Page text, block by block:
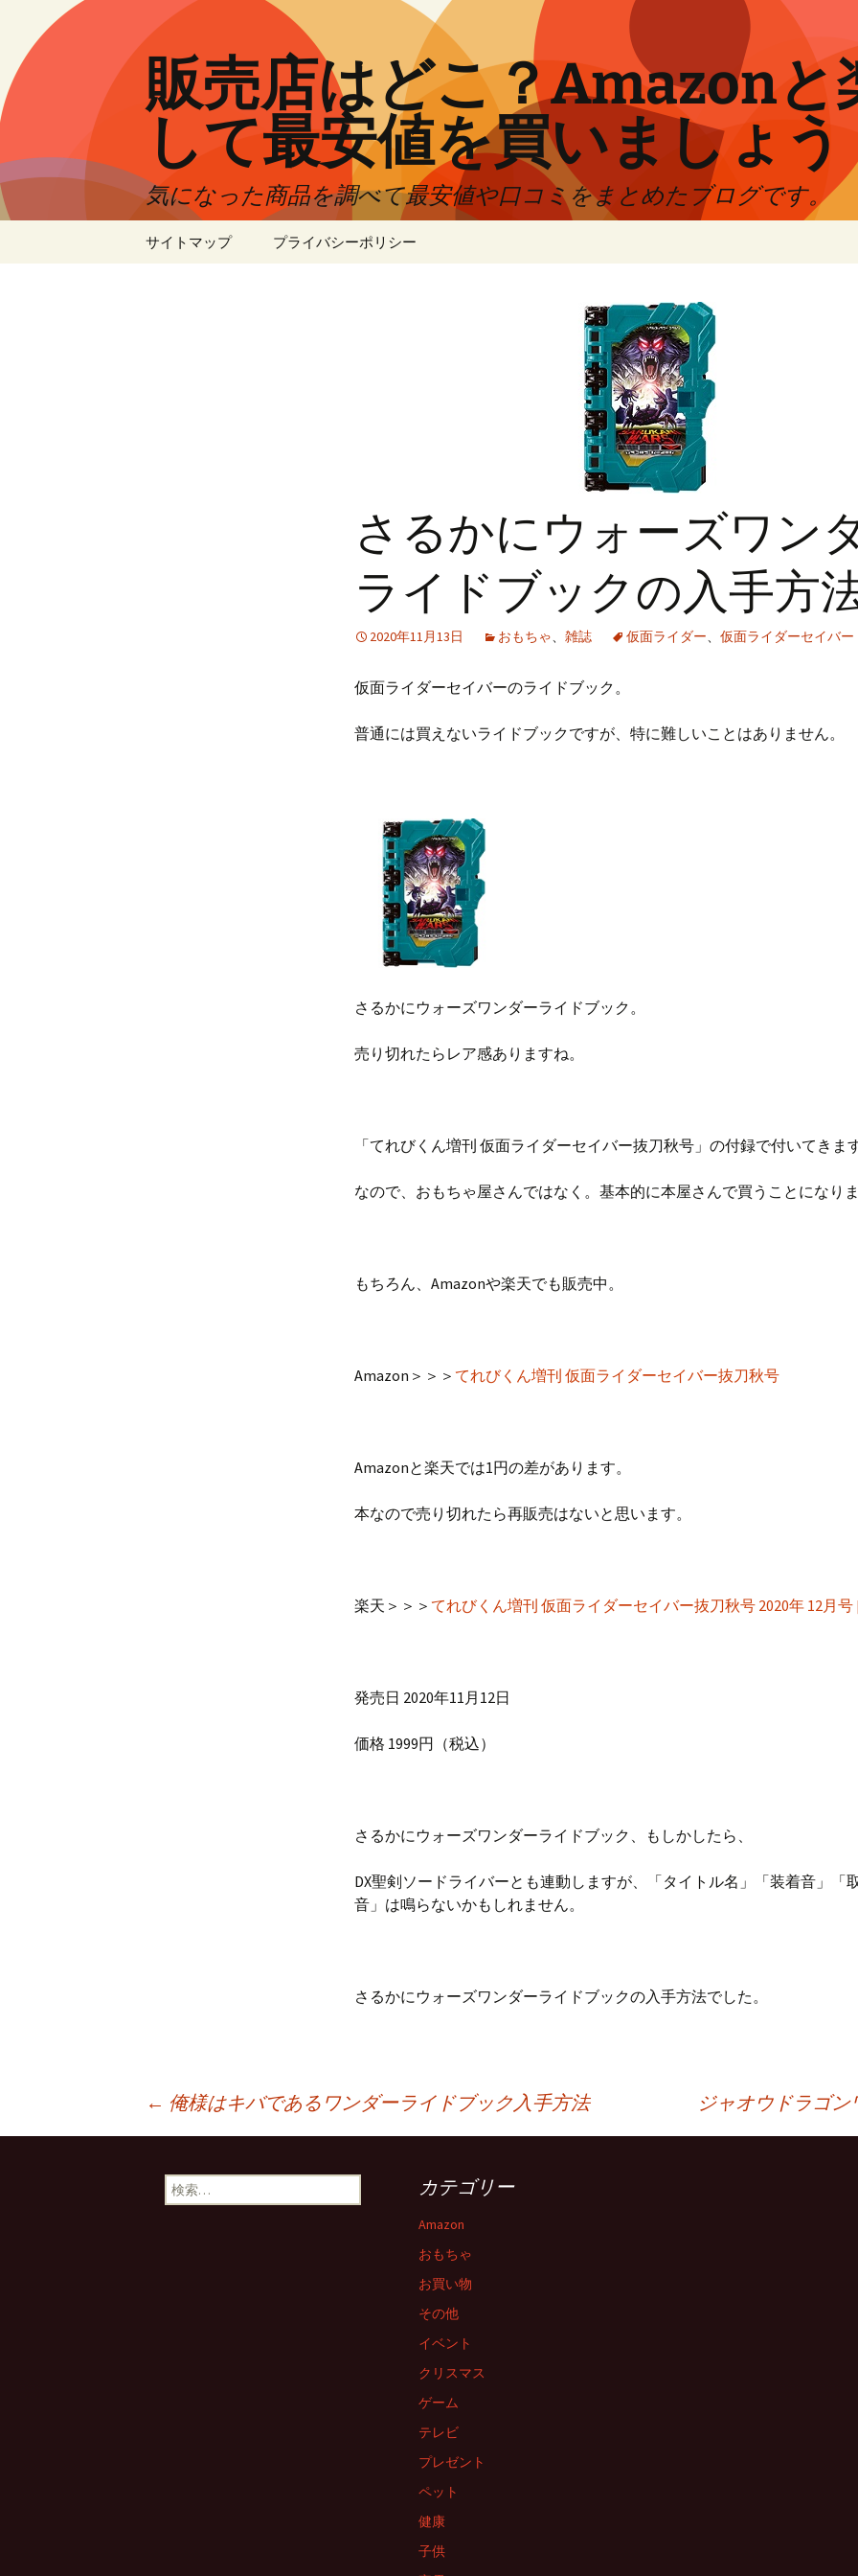
ン
ツ
へ
ッ
プ
販売店はどこ？Amazonと
して最安値を買いましょう
気になった商品を調べて最安値や口コミをまとめたブログです。
サイトマップ プライバシーポリシー
さるかにウォーズワン
ライドブックの入手方
2020年11月13日 おもちゃ、 雑誌 仮面ライダー、 仮面ライダーセイバー
仮面ライダーセイバーのライドブック。
普通には買えないライドブックですが、特に難しいことはありません。
さるかにウォーズワンダーライドブック。
売り切れたらレア感ありますね。
「てれびくん増刊 仮面ライダーセイバー抜刀秋号」の付録で付いてきま
なので、おもちゃ屋さんではなく。基本的に本屋さんで買うことになり
もちろん、Amazonや楽天でも販売中。
Amazon＞＞＞ てれびくん増刊 仮面ライダーセイバー抜刀秋号
Amazonと楽天では1円の差があります。
本なので売り切れたら再販売はないと思います。
楽天＞＞＞ てれびくん増刊 仮面ライダーセイバー抜刀秋号 2020年 12月
発売日 2020年11月12日
価格 1999円（税込）
さるかにウォーズワンダーライドブック、もしかしたら、
DX聖剣ソードライバーとも連動しますが、「タイトル名」「装着音」「
音」は鳴らないかもしれません。
さるかにウォーズワンダーライドブックの入手方法でした。
← 俺様はキバであるワンダーライドブック入手方法 ジャオウドラゴ
検
索:
カテゴリー
Amazon
おもちゃ
お買い物
その他
イベント
クリスマス
ゲーム
テレビ
プレゼント
ペット
健康
子供